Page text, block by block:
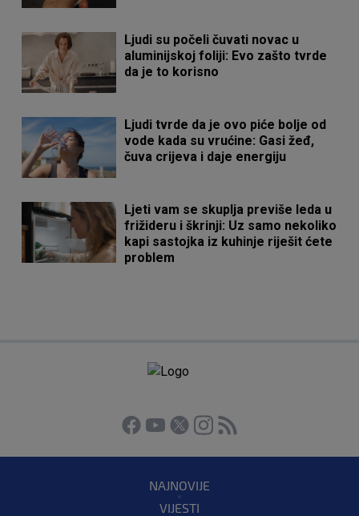
Ljudi su počeli čuvati novac u
aluminijskoj foliji: Evo zašto tvrde
da je to korisno
Ljudi tvrde da je ovo piće bolje od
vode kada su vrućine: Gasi žeđ,
čuva crijeva i daje energiju
Ljeti vam se skuplja previše leda u
frižideru i škrinji: Uz samo nekoliko
kapi sastojka iz kuhinje riješit ćete
problem
NAJNOVIJE
VIJESTI